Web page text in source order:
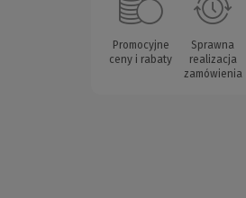
Promocyjne
ceny i rabaty
Sprawna
realizacja
zamówienia